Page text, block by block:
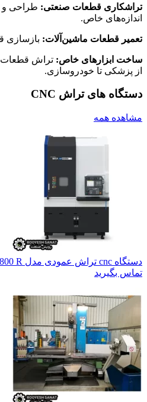
تراشکاری قطعات صنعتی: طراحی و
اندازه‌های خاص.
تعمیر قطعات ماشین‌آلات: بازسازی
ساخت ابزارهای خاص: تراش قطعات
از پزشکی تا خودروسازی.
دستگاه های تراش CNC
مشاهده همه
دستگاه cnc تراش عمودی مدل LV 800 R
تماس بگیرید